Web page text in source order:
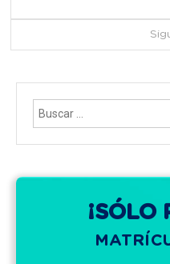
entradas
¡SÓLO